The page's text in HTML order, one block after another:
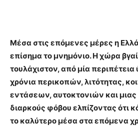
Μέσα στις επόμενες μέρες η
επίσημα το μνημόνιο. Η χώρα
τουλάχιστον, από μία
χρόνια περικοπών, λιτότητας,
εντάσεων, αυτοκτονιών και
διαρκούς φόβου ελπίζοντας ότι
το καλύτερο μέσα στα επόμενα